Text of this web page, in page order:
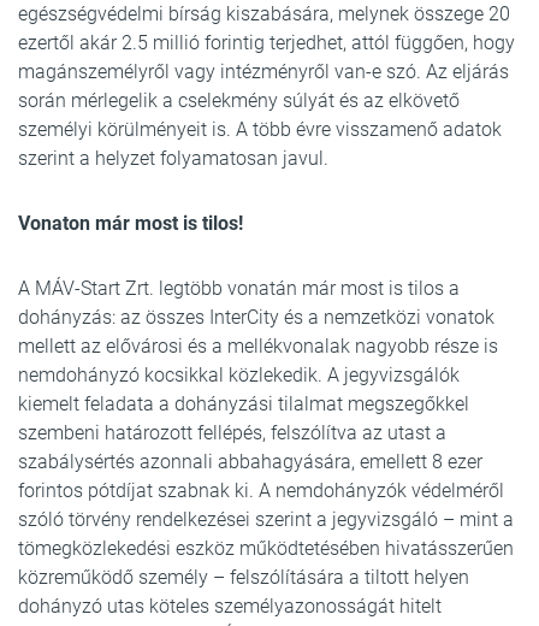
egészségvédelmi bírság kiszabására, melynek összege 20
ezertől akár 2.5 millió forintig terjedhet, attól függően, hogy
magánszemélyről vagy intézményről van-e szó. Az eljárás
során mérlegelik a cselekmény súlyát és az elkövető
személyi körülményeit is. A több évre visszamenő adatok
szerint a helyzet folyamatosan javul.
Vonaton már most is tilos!
A MÁV-Start Zrt. legtöbb vonatán már most is tilos a
dohányzás: az összes InterCity és a nemzetközi vonatok
mellett az elővárosi és a mellékvonalak nagyobb része is
nemdohányzó kocsikkal közlekedik. A jegyvizsgálók
kiemelt feladata a dohányzási tilalmat megszegőkkel
szembeni határozott fellépés, felszólítva az utast a
szabálysértés azonnali abbahagyására, emellett 8 ezer
forintos pótdíjat szabnak ki. A nemdohányzók védelméről
szóló törvény rendelkezései szerint a jegyvizsgáló – mint a
tömegközlekedési eszköz működtetésében hivatásszerűen
közreműködő személy – felszólítására a tiltott helyen
dohányzó utas köteles személyazonosságát hitelt